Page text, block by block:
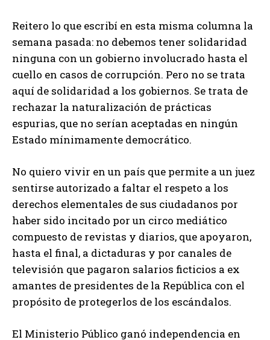
Reitero lo que escribí en esta misma columna la
semana pasada: no debemos tener solidaridad
ninguna con un gobierno involucrado hasta el
cuello en casos de corrupción. Pero no se trata
aquí de solidaridad a los gobiernos. Se trata de
rechazar la naturalización de prácticas
espurias, que no serían aceptadas en ningún
Estado mínimamente democrático.
No quiero vivir en un país que permite a un juez
sentirse autorizado a faltar el respeto a los
derechos elementales de sus ciudadanos por
haber sido incitado por un circo mediático
compuesto de revistas y diarios, que apoyaron,
hasta el final, a dictaduras y por canales de
televisión que pagaron salarios ficticios a ex
amantes de presidentes de la República con el
propósito de protegerlos de los escándalos.
El Ministerio Público ganó independencia en